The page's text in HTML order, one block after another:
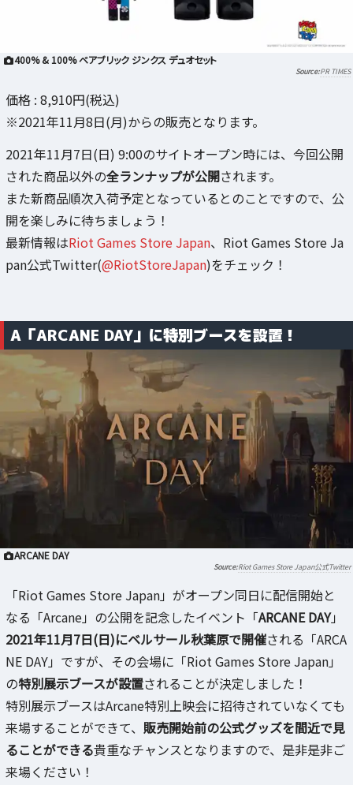
400% & 100% ベアブリック ジンクス デュオセット
PR TIMES
価格 : 8,910円(税込)
※2021年11月8日(月)からの販売となります。
2021年11月7日(日) 9:00のサイトオープン時には、今回公開
された商品以外の全ランナップが公開されます。
また新商品順次入荷予定となっているとのことですので、公
開を楽しみに待ちましょう！
最新情報はRiot Games Store Japan、Riot Games Store Ja
pan公式Twitter(@RiotStoreJapan)をチェック！
A「ARCANE DAY」に特別ブースを設置！
ARCANE DAY
Riot Games Store Japan公式Twitter
「Riot Games Store Japan」がオープン同日に配信開始と
なる「Arcane」の公開を記念したイベント「ARCANE DAY」
2021年11月7日(日)にベルサール秋葉原で開催される「ARCA
NE DAY」ですが、その会場に「Riot Games Store Japan」
の特別展示ブースが設置されることが決定しました！
特別展示ブースはArcane特別上映会に招待されていなくても
来場することができて、 販売開始前の公式グッズを間近で見
ることができる貴重なチャンスとなりますので、是非是非ご
来場ください！